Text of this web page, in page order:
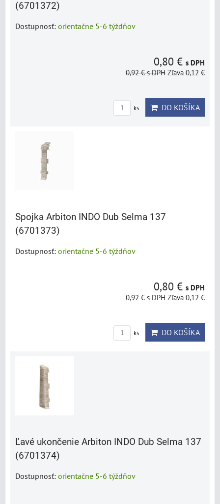
(6701372)
Dostupnosť: orientačne 5-6 týždňov
0,80 € s DPH
0,92 €s DPH Zľava 0,12 €
ks DO KOŠÍKA
Spojka Arbiton INDO Dub Selma 137
(6701373)
Dostupnosť: orientačne 5-6 týždňov
0,80 € s DPH
0,92 €s DPH Zľava 0,12 €
ks DO KOŠÍKA
Ľavé ukončenie Arbiton INDO Dub Selma 137
(6701374)
Dostupnosť: orientačne 5-6 týždňov